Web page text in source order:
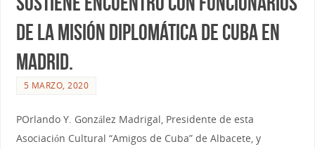
de la misión diplomática de Cuba en
Madrid.
5 MARZO, 2020
POrlando Y. González Madrigal, Presidente de esta
Asociación Cultural “Amigos de Cuba” de Albacete, y